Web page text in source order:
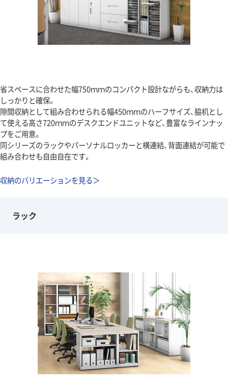
省スペースに合わせた幅750ｍｍのコンパクト設計ながらも、収納力は
しっかりと確保。
隙間収納として組み合わせられる幅450ｍｍのハーフサイズ、脇机とし
て使える高さ720ｍｍのデスクエンドユニットなど、豊富なラインナッ
プをご用意。
同シリーズのラックやパーソナルロッカーと横連結、背面連結が可能で
組み合わせも自由自在です。
収納のバリエーションを見る＞
ラック